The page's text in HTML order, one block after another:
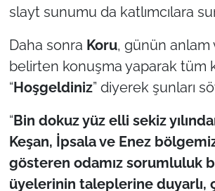
slayt sunumu da katlımcılara
Daha sonra Koru, günün anlam
belirten konuşma yaparak tüm
“Hoşgeldiniz” diyerek şunları
“Bin dokuz yüz elli sekiz
Keşan, İpsala ve Enez
gösteren odamız sorumluluk
üyelerinin taleplerine duyarlı,